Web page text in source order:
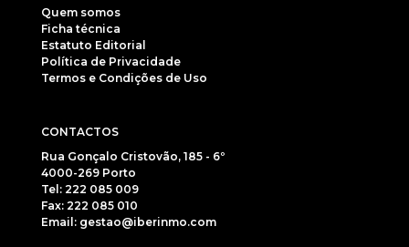
Quem somos
Ficha técnica
Estatuto Editorial
Política de Privacidade
Termos e Condições de Uso
CONTACTOS
Rua Gonçalo Cristovão, 185 - 6º
4000-269 Porto
Tel: 222 085 009
Fax: 222 085 010
Email: gestao@iberinmo.com